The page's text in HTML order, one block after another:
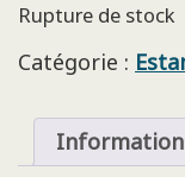
Rupture de stock
Catégorie :